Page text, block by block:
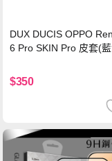
DUX DUCIS OPPO
6 Pro SKIN Pro 皮套(
$350